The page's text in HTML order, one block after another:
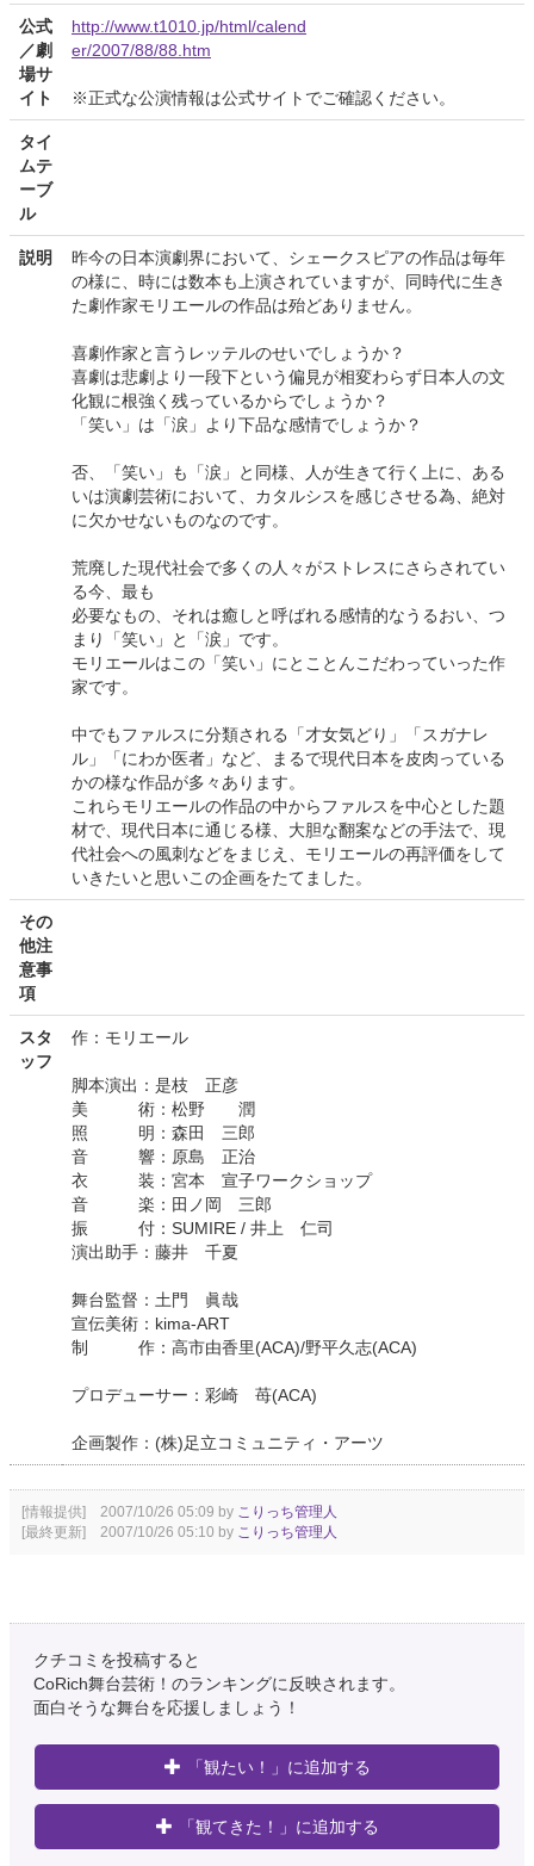
公式
／劇
場サ
イト
http://www.t1010.jp/html/calend
er/2007/88/88.htm
※正式な公演情報は公式サイトでご確認ください。
タイ
ムテ
ーブ
ル
説明
昨今の日本演劇界において、シェークスピアの作品は毎年
の様に、時には数本も上演されていますが、同時代に生き
た劇作家モリエールの作品は殆どありません。
喜劇作家と言うレッテルのせいでしょうか？
喜劇は悲劇より一段下という偏見が相変わらず日本人の文
化観に根強く残っているからでしょうか？
「笑い」は「涙」より下品な感情でしょうか？
否、「笑い」も「涙」と同様、人が生きて行く上に、ある
いは演劇芸術において、カタルシスを感じさせる為、絶対
に欠かせないものなのです。
荒廃した現代社会で多くの人々がストレスにさらされてい
る今、最も
必要なもの、それは癒しと呼ばれる感情的なうるおい、つ
まり「笑い」と「涙」です。
モリエールはこの「笑い」にとことんこだわっていった作
家です。
中でもファルスに分類される「才女気どり」「スガナレ
ル」「にわか医者」など、まるで現代日本を皮肉っている
かの様な作品が多々あります。
これらモリエールの作品の中からファルスを中心とした題
材で、現代日本に通じる様、大胆な翻案などの手法で、現
代社会への風刺などをまじえ、モリエールの再評価をして
いきたいと思いこの企画をたてました。
その
他注
意事
項
スタ
ッフ
作：モリエール
脚本演出：是枝 正彦
美 術：松野 潤
照 明：森田 三郎
音 響：原島 正治
衣 装：宮本 宣子ワークショップ
音 楽：田ノ岡 三郎
振 付：SUMIRE / 井上 仁司
演出助手：藤井 千夏
舞台監督：土門 眞哉
宣伝美術：kima-ART
制 作：高市由香里(ACA)/野平久志(ACA)
プロデューサー：彩崎 苺(ACA)
企画製作：(株)足立コミュニティ・アーツ
[情報提供] 2007/10/26 05:09 by こりっち管理人
[最終更新] 2007/10/26 05:10 by こりっち管理人
クチコミを投稿すると
CoRich舞台芸術！のランキングに反映されます。
面白そうな舞台を応援しましょう！
「観たい！」に追加する
「観てきた！」に追加する